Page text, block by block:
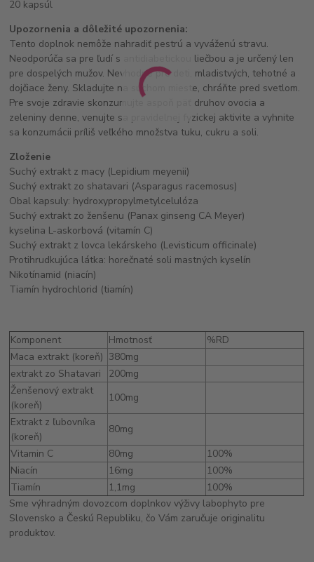
20 kapsúl
Upozornenia a dôležité upozornenia:
Tento doplnok nemôže nahradiť pestrú a vyváženú stravu.
Neodporúča sa pre ľudí s antidiabetickou liečbou a je určený len
pre dospelých mužov. Nevhodné pre deti, mladistvých, tehotné a
dojčiace ženy. Skladujte na suchom mieste, chráňte pred svetlom.
Pre svoje zdravie skonzumujte aspoň päť druhov ovocia a
zeleniny denne, venujte sa pravidelnej fyzickej aktivite a vyhnite
sa konzumácii príliš veľkého množstva tuku, cukru a soli.
Zloženie
Suchý extrakt z macy (Lepidium meyenii)
Suchý extrakt zo shatavari (Asparagus racemosus)
Obal kapsuly: hydroxypropylmetylcelulóza
Suchý extrakt zo ženšenu (Panax ginseng CA Meyer)
kyselina L-askorbová (vitamín C)
Suchý extrakt z lovca lekárskeho (Levisticum officinale)
Protihrudkujúca látka: horečnaté soli mastných kyselín
Nikotínamid (niacín)
Tiamín hydrochlorid (tiamín)
Komponent Hmotnosť
%RD
Maca extrakt (koreň) 380mg
extrakt zo Shatavari
200mg
Ženšenový extrakt
(koreň)
100mg
Extrakt z ľubovníka
(koreň)
80mg
Vitamin C
80mg
100%
Niacín
16mg
100%
Tiamín
1,1mg
100%
Sme výhradným dovozcom doplnkov výživy labophyto pre
Slovensko a Českú Republiku, čo Vám zaručuje originalitu
produktov.